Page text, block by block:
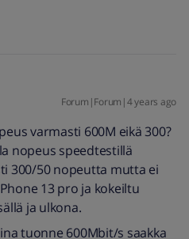
Forum|Forum|4 years ago
varmasti 600M eikä 300?
nopeus speedtestillä
300/50 nopeutta mutta ei
13 pro ja kokeiltu
ja ulkona.
tuonne 600Mbit/s saakka